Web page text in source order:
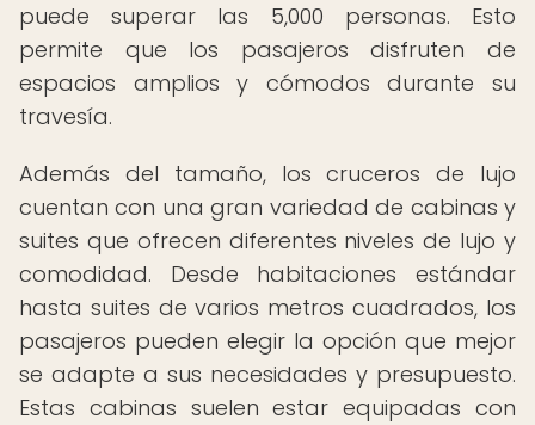
puede superar las 5,000 personas. Esto
permite que los pasajeros disfruten de
espacios amplios y cómodos durante su
travesía.
Además del tamaño, los cruceros de lujo
cuentan con una gran variedad de cabinas y
suites que ofrecen diferentes niveles de lujo y
comodidad. Desde habitaciones estándar
hasta suites de varios metros cuadrados, los
pasajeros pueden elegir la opción que mejor
se adapte a sus necesidades y presupuesto.
Estas cabinas suelen estar equipadas con